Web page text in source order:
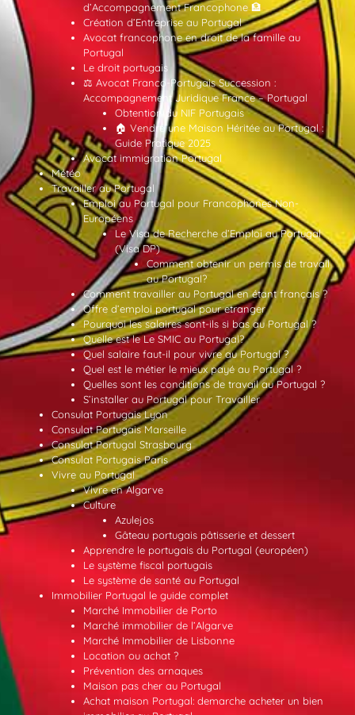
d’Accompagnement Francophone 🏦
Création d’Entreprise au Portugal
Avocat francophone en droit de la famille au
Portugal
Le droit portugais
⚖️ Avocat Franco-Portugais Succession :
Accompagnement Juridique France – Portugal
Obtention du NIF Portugais
🏠 Vendre une Maison Héritée au Portugal :
Guide Pratique 2025
Avocat immigration Portugal
Météo
Travailler au Portugal
Emploi au Portugal pour Francophones Non-
Européens
Le Visa de Recherche d’Emploi au Portugal
(Visa DP)
Comment obtenir un permis de travail
au Portugal?
Comment travailler au Portugal en étant français ?
Offre d’emploi portugal pour etranger
Pourquoi les salaires sont-ils si bas au Portugal ?
Quelle est le Le SMIC au Portugal?
Quel salaire faut-il pour vivre au Portugal ?
Quel est le métier le mieux payé au Portugal ?
Quelles sont les conditions de travail au Portugal ?
S’installer au Portugal pour Travailler
Consulat Portugais Lyon
Consulat Portugais Marseille
Consulat Portugal Strasbourg
Consulat Portugais Paris
Vivre au Portugal
Vivre en Algarve
Culture
Azulejos
Gâteau portugais pâtisserie et dessert
Apprendre le portugais du Portugal (européen)
Le système fiscal portugais
Le système de santé au Portugal
Immobilier Portugal le guide complet
Marché Immobilier de Porto
Marché immobilier de l’Algarve
Marché Immobilier de Lisbonne
Location ou achat ?
Prévention des arnaques
Maison pas cher au Portugal
Achat maison Portugal: demarche acheter un bien